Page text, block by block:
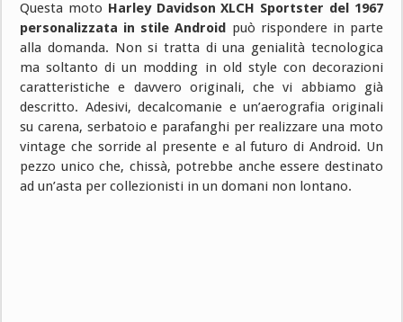
Questa moto Harley Davidson XLCH Sportster del 1967
personalizzata in stile Android può rispondere in parte
alla domanda. Non si tratta di una genialità tecnologica
ma soltanto di un modding in old style con decorazioni
caratteristiche e davvero originali, che vi abbiamo già
descritto. Adesivi, decalcomanie e un’aerografia originali
su carena, serbatoio e parafanghi per realizzare una moto
vintage che sorride al presente e al futuro di Android. Un
pezzo unico che, chissà, potrebbe anche essere destinato
ad un’asta per collezionisti in un domani non lontano.